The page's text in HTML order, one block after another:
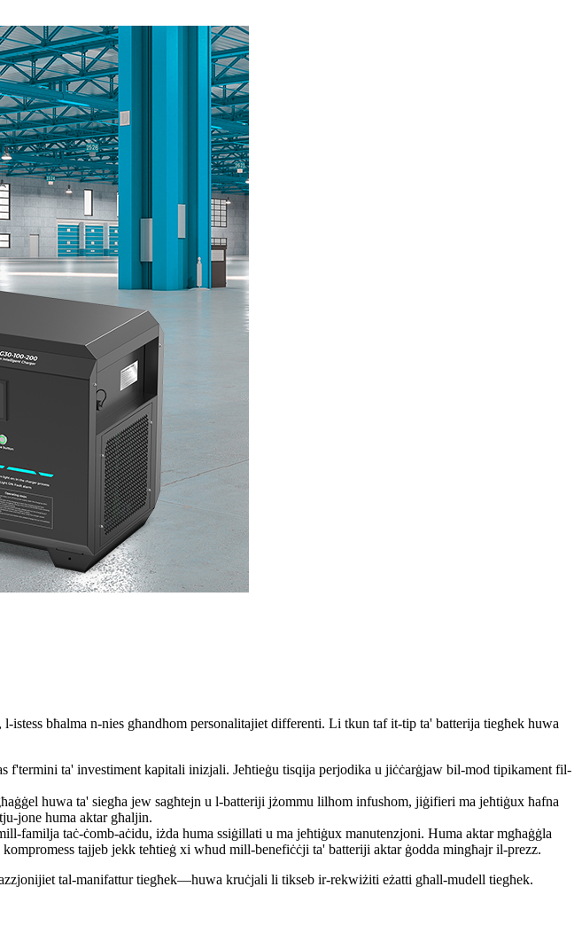
bħalma n-nies għandhom personalitajiet differenti. Li tkun taf it-tip ta' batterija tiegħek huwa
ta' investiment kapitali inizjali. Jeħtieġu tisqija perjodika u jiċċarġjaw bil-mod tipikament fil-
huwa ta' siegħa jew sagħtejn u l-batteriji jżommu lilhom infushom, jiġifieri ma jeħtiġux ħafna
jone huma aktar għaljin.
taċ-ċomb-aċidu, iżda huma ssiġillati u ma jeħtiġux manutenzjoni. Huma aktar mgħaġġla
tajjeb jekk teħtieġ xi wħud mill-benefiċċji ta' batteriji aktar ġodda mingħajr il-prezz.
tal-manifattur tiegħek—huwa kruċjali li tikseb ir-rekwiżiti eżatti għall-mudell tiegħek.